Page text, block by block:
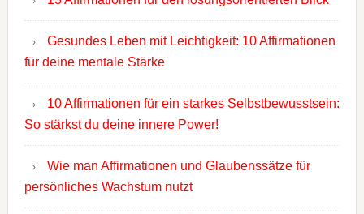
Gesundes Leben mit Leichtigkeit: 10 Affirmationen
für deine mentale Stärke
10 Affirmationen für ein starkes Selbstbewusstsein:
So stärkst du deine innere Power!
Wie man Affirmationen und Glaubenssätze für
persönliches Wachstum nutzt